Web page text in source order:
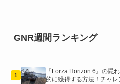
GNR週間ランキング
1
『Forza Horizon 6』の隠
的に獲得する方法！チャ